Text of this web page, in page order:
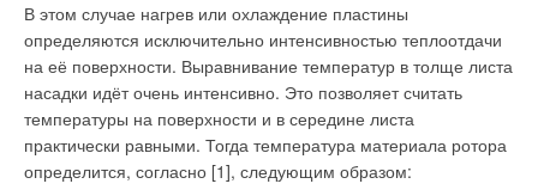
В этом случае нагрев или охлаждение пластины
определяются исключительно интенсивностью теплоотдачи
на её поверхности. Выравнивание температур в толще листа
насадки идёт очень интенсивно. Это позволяет считать
температуры на поверхности и в середине листа
практически равными. Тогда температура материала ротора
определится, согласно [1], следующим образом:
аналогичных зарубежных вентиляторов, используются аналогичные
аэродинамические схемы, поэтому нет никаких причин использовать
вместо них импортные.
По одиннадцатому абзацу: Некорректно писать о низком качестве
электродвигателей чьего бы то ни было производства без
документального подтверждения. Качество электродвигателя зависит
также от ценовых требований рамок производителя или поставщика.
По двенадцатому абзацу: О технологии рабочих колес смотри выше
(п.7). Кроме того, не обязательно выкатывать детали колес и
коллекторов. Можно их штамповать. Всё определяется техникой и